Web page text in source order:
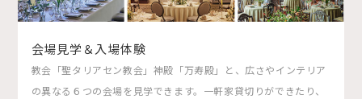
会場見学＆入場体験
教会「聖タリアセン教会」神殿「万寿殿」と、広さやインテリア
の異なる６つの会場を見学できます。一軒家貸切りができたり、